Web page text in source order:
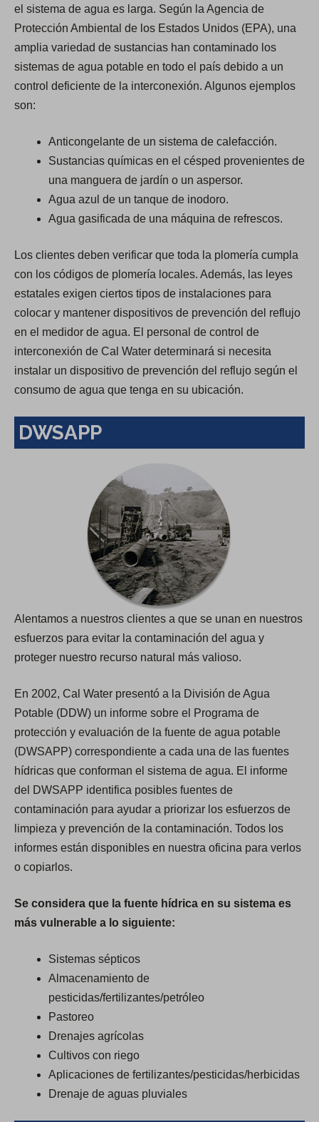
el sistema de agua es larga. Según la Agencia de
Protección Ambiental de los Estados Unidos (EPA), una
amplia variedad de sustancias han contaminado los
sistemas de agua potable en todo el país debido a un
control deficiente de la interconexión. Algunos ejemplos
son:
Anticongelante de un sistema de calefacción.
Sustancias químicas en el césped provenientes de
una manguera de jardín o un aspersor.
Agua azul de un tanque de inodoro.
Agua gasificada de una máquina de refrescos.
Los clientes deben verificar que toda la plomería cumpla
con los códigos de plomería locales. Además, las leyes
estatales exigen ciertos tipos de instalaciones para
colocar y mantener dispositivos de prevención del reflujo
en el medidor de agua. El personal de control de
interconexión de Cal Water determinará si necesita
instalar un dispositivo de prevención del reflujo según el
consumo de agua que tenga en su ubicación.
DWSAPP
Alentamos a nuestros clientes a que se unan en nuestros
esfuerzos para evitar la contaminación del agua y
proteger nuestro recurso natural más valioso.
En 2002, Cal Water presentó a la División de Agua
Potable (DDW) un informe sobre el Programa de
protección y evaluación de la fuente de agua potable
(DWSAPP) correspondiente a cada una de las fuentes
hídricas que conforman el sistema de agua. El informe
del DWSAPP identifica posibles fuentes de
contaminación para ayudar a priorizar los esfuerzos de
limpieza y prevención de la contaminación. Todos los
informes están disponibles en nuestra oficina para verlos
o copiarlos.
Se considera que la fuente hídrica en su sistema es
más vulnerable a lo siguiente:
Sistemas sépticos
Almacenamiento de
pesticidas/fertilizantes/petróleo
Pastoreo
Drenajes agrícolas
Cultivos con riego
Aplicaciones de fertilizantes/pesticidas/herbicidas
Drenaje de aguas pluviales